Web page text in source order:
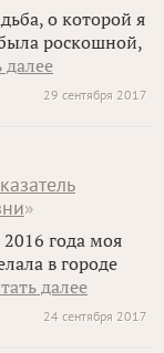
о которой я
роскошной,
далее
29 сентября 2017
»
2016 года моя
в городе
далее
24 сентября 2017